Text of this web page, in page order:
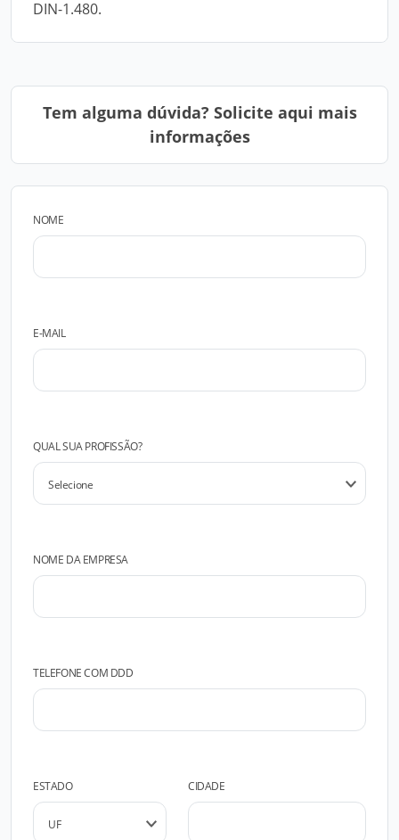
DIN-1.480.
Tem alguma dúvida? Solicite aqui mais
informações
NOME
E-MAIL
QUAL SUA PROFISSÃO?
NOME DA EMPRESA
TELEFONE COM DDD
ESTADO CIDADE